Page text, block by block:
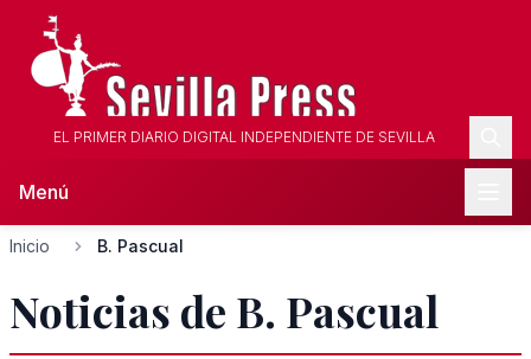
EL PRIMER DIARIO DIGITAL INDEPENDIENTE DE SEVILLA
Menú
Inicio B. Pascual
Noticias de B. Pascual